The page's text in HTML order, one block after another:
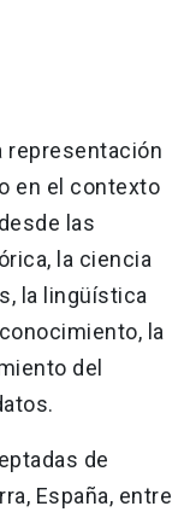
representación
en el contexto
las
la ciencia
la lingüística
la
del
de
España, entre